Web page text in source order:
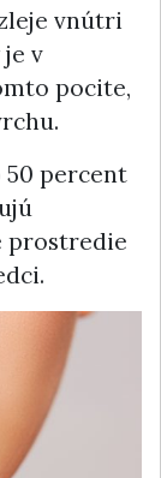
vnútri
v
pocite,
50 percent
prostredie